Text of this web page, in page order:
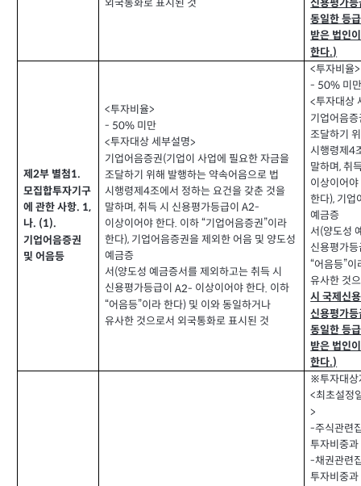
외국통화로 표시된 것
신용평가
동일한 등
받은 법인
한다.)
제2부 별첨1.
모집합투자기구
에 관한 사항. 1,
나. (1).
기업어음증권
및 어음등
<투자비율>
- 50% 미만
<투자대상 세부설명>
기업어음증권(기업이 사업에 필요한 자금을
조달하기 위해 발행하는 약속어음으로 법
시행령제4조에서 정하는 요건을 갖춘 것을
말하며,취득 시 신용평가등급이 A2-
이상이어야 한다. 이하“기업어음증권”이라
한다), 기업어음증권을 제외한 어음 및 양도성
예금증
서(양도성 예금증서를 제외하고는 취득 시
신용평가등급이 A2- 이상이어야 한다. 이하
“어음등”이라 한다) 및 이와 동일하거나
유사한 것으로서 외국통화로 표시된 것
<투자비율>
- 50% 미
<투자대상
기업어음증
조달하기
시행령제4
말하며,취
이상이어
한다), 기업
예금증
서(양도성
신용평가
“어음등”이
유사한 것
시 국제신
신용평가
동일한 등
받은 법인
한다.)
※투자대상
<최초설정
>
-주식관련
투자비중
-채권관련
투자비중